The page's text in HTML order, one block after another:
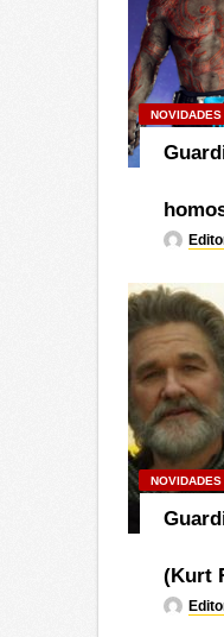
NOVIDADES
NOVIDADES
(Kurt